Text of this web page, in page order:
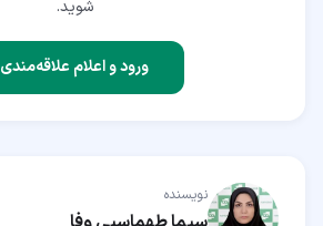
شوید.
ورود و اعلام علاقه‌مندی
نویسنده